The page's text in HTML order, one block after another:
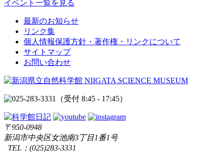
イベント一覧を見る
最新のお知らせ
リンク集
個人情報保護方針・著作権・リンクについて
サイトマップ
お問い合わせ
（受付 8:45 - 17:45）
〒950-0948
新潟市中央区女池南3丁目1番1号
TEL： (025)283-3331